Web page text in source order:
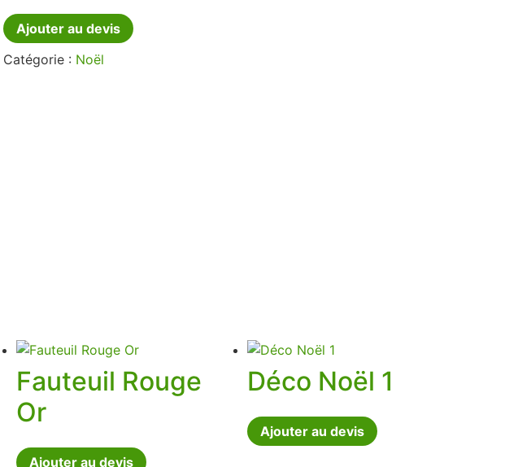
Ajouter au devis
Catégorie : Noël
Fauteuil Rouge
Or
Ajouter au devis
Déco Noël 1
Ajouter au devis